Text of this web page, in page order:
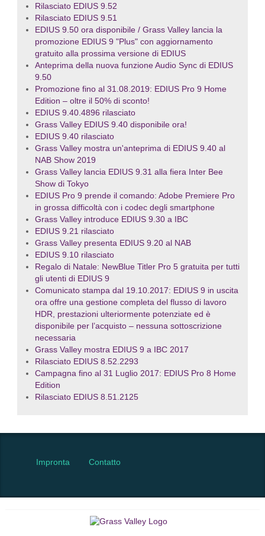
Rilasciato EDIUS 9.52
Rilasciato EDIUS 9.51
EDIUS 9.50 ora disponibile / Grass Valley lancia la
promozione EDIUS 9 "Plus" con aggiornamento
gratuito alla prossima versione di EDIUS
Anteprima della nuova funzione Audio Sync di EDIUS
9.50
Promozione fino al 31.08.2019: EDIUS Pro 9 Home
Edition – oltre il 50% di sconto!
EDIUS 9.40.4896 rilasciato
Grass Valley EDIUS 9.40 disponibile ora!
EDIUS 9.40 rilasciato
Grass Valley mostra un'anteprima di EDIUS 9.40 al
NAB Show 2019
Grass Valley lancia EDIUS 9.31 alla fiera Inter Bee
Show di Tokyo
EDIUS Pro 9 prende il comando: Adobe Premiere Pro
in grossa difficoltà con i codec degli smartphone
Grass Valley introduce EDIUS 9.30 a IBC
EDIUS 9.21 rilasciato
Grass Valley presenta EDIUS 9.20 al NAB
EDIUS 9.10 rilasciato
Regalo di Natale: NewBlue Titler Pro 5 gratuita per tutti
gli utenti di EDIUS 9
Comunicato stampa dal 19.10.2017: EDIUS 9 in uscita
ora offre una gestione completa del flusso di lavoro
HDR, prestazioni ulteriormente potenziate ed è
disponibile per l’acquisto – nessuna sottoscrizione
necessaria
Grass Valley mostra EDIUS 9 a IBC 2017
Rilasciato EDIUS 8.52.2293
Campagna fino al 31 Luglio 2017: EDIUS Pro 8 Home
Edition
Rilasciato EDIUS 8.51.2125
Impronta Contatto